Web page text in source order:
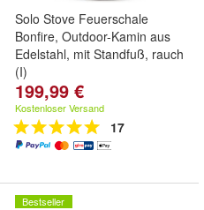
Solo Stove Feuerschale
Bonfire, Outdoor-Kamin aus
Edelstahl, mit Standfuß, rauch
(I)
199,99 €
Kostenloser Versand
17
Bestseller